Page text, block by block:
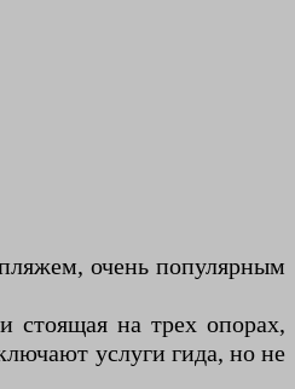
очень популярным
стоящая на трех опорах,
услуги гида, но не